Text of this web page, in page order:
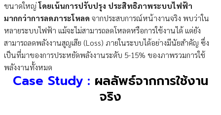
ขนาดใหญ่โดยเน้นการปรับปรุง ประสิทธิภาพระบบไฟฟ้า
มากกว่าการลดภาระโหลดจากประสบการณ์หน้างานจริง พบว่าใน
หลายระบบไฟฟ้า แม้จะไม่สามารถลดโหลดหรือการใช้งานได้ แต่ยัง
สามารถลดพลังงานสูญเสีย (Loss) ภายในระบบได้อย่างมีนัยสำคัญ ซึ่ง
เป็นที่มาของการประหยัดพลังงานระดับ 5-15% ของภาพรวมการใช้
พลังงานทั้งหมด
Case Study : ผลลัพธ์จากการใช้งาน
จริง